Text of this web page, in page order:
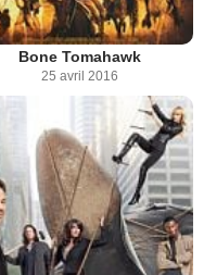
Bone Tomahawk
25 avril 2016